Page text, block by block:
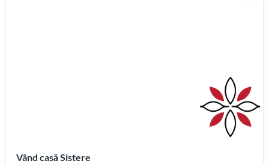
Vând casă Sistere